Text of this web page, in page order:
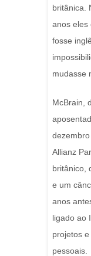
britânica.
anos eles
fosse
mudasse
McBrain,
Allianz
britânico,
e um
anos
ligado ao
projetos
pessoais.